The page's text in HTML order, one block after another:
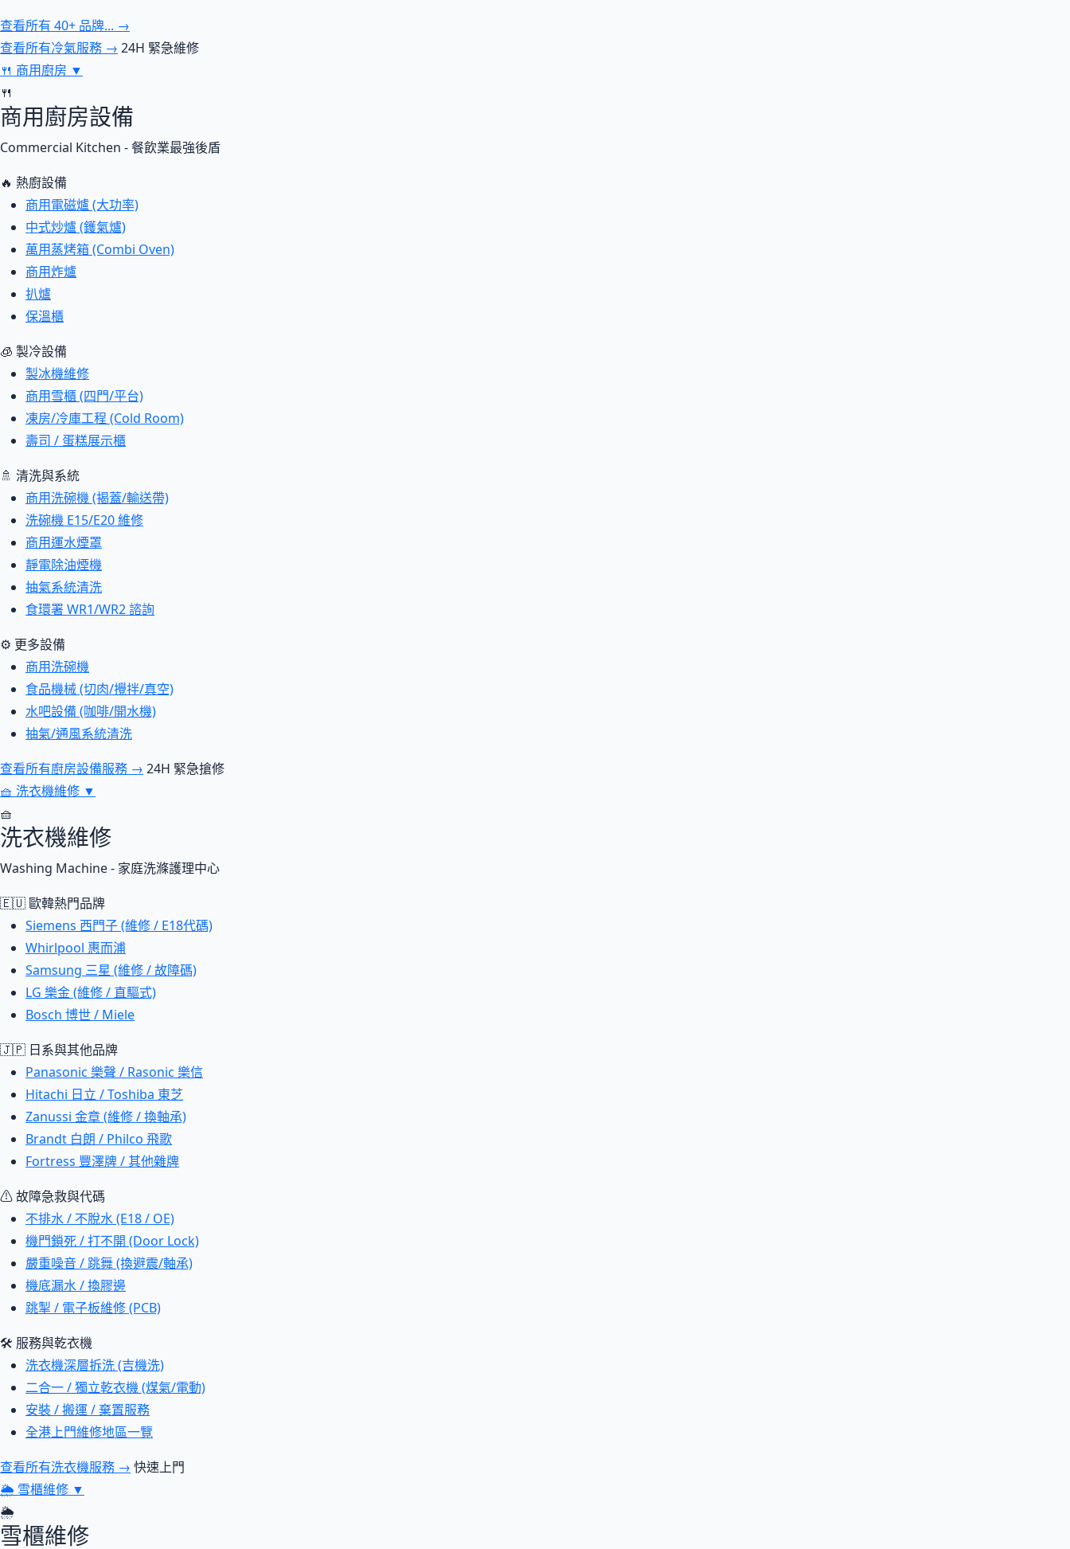
查看所有 40+ 品牌... →
查看所有冷氣服務 → 24H 緊急維修
🍴 商用廚房 ▼
🍴
商用廚房設備
Commercial Kitchen - 餐飲業最強後盾
🔥 熱廚設備
商用電磁爐 (大功率)
中式炒爐 (鑊氣爐)
萬用蒸烤箱 (Combi Oven)
商用炸爐
扒爐
保溫櫃
🧊 製冷設備
製冰機維修
商用雪櫃 (四門/平台)
凍房/冷庫工程 (Cold Room)
壽司 / 蛋糕展示櫃
🚿 清洗與系統
商用洗碗機 (揭蓋/輸送帶)
洗碗機 E15/E20 維修
商用運水煙罩
靜電除油煙機
抽氣系統清洗
食環署 WR1/WR2 諮詢
⚙ 更多設備
商用洗碗機
食品機械 (切肉/攪拌/真空)
水吧設備 (咖啡/開水機)
抽氣/通風系統清洗
查看所有廚房設備服務 → 24H 緊急搶修
🧺 洗衣機維修 ▼
🧺
洗衣機維修
Washing Machine - 家庭洗滌護理中心
🇪🇺 歐韓熱門品牌
Siemens 西門子 (維修 / E18代碼)
Whirlpool 惠而浦
Samsung 三星 (維修 / 故障碼)
LG 樂金 (維修 / 直驅式)
Bosch 博世 / Miele
🇯🇵 日系與其他品牌
Panasonic 樂聲 / Rasonic 樂信
Hitachi 日立 / Toshiba 東芝
Zanussi 金章 (維修 / 換軸承)
Brandt 白朗 / Philco 飛歌
Fortress 豐澤牌 / 其他雜牌
⚠ 故障急救與代碼
不排水 / 不脫水 (E18 / OE)
機門鎖死 / 打不開 (Door Lock)
嚴重噪音 / 跳舞 (換避震/軸承)
機底漏水 / 換膠邊
跳掣 / 電子板維修 (PCB)
🛠 服務與乾衣機
洗衣機深層拆洗 (吉機洗)
二合一 / 獨立乾衣機 (煤氣/電動)
安裝 / 搬運 / 棄置服務
全港上門維修地區一覽
查看所有洗衣機服務 → 快速上門
🌦 雪櫃維修 ▼
🌦
雪櫃維修